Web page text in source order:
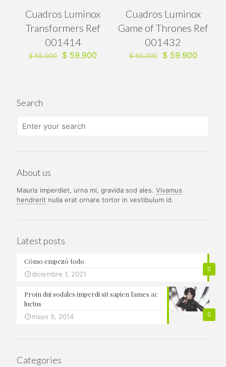
Cuadros Luminox
Transformers Ref
001414
$65.000
El
$ 59.900
Cuadros Luminox
Game of Thrones Ref
001432
$65.000
El
$59.900El
Search
About us
Mauris imperdiet, urna mi, gravida sod ales. Vivamus
hendrerit nulla erat ornare tortor in vestibulum id.
Latest posts
0
Cómo empezó todo
diciembre 1, 2021
0
Proin dui sodales imperdi sit sapien fames ac
luctus
mayo 9, 2014
Categories